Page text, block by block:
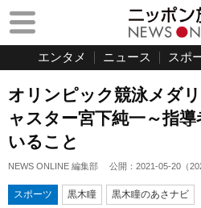
エンタメ ニュース スポ
オリンピック競泳メダ
ャスター宮下純一～指
いること
NEWS ONLINE 編集部 公開： 2021-05-20 （
スポーツ 黒木瞳 黒木瞳のあさナビ